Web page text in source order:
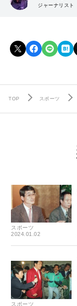
ジャーナリスト
TOP スポーツ
スポーツ
2024.01.02
スポーツ